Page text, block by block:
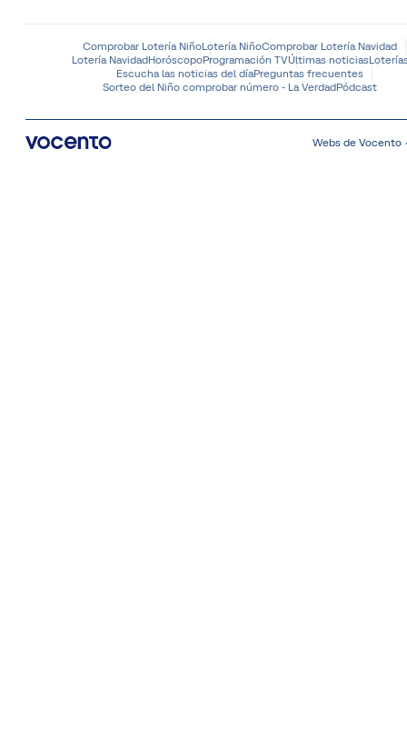
Comprobar Lotería NiñoLotería NiñoComprobar Lotería Navidad
Lotería NavidadHoróscopoProgramación TVÚltimas noticias
Escucha las noticias del díaPreguntas frecuentes
Sorteo del Niño comprobar número - La VerdadPódcast
Webs de Vocento